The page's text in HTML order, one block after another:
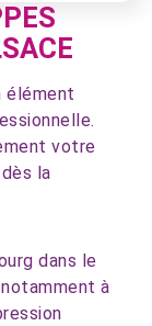
élément
votre
la
dans le
à